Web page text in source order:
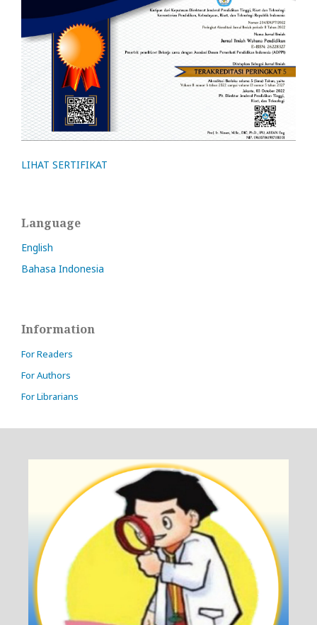
LIHAT SERTIFIKAT
Language
English
Bahasa Indonesia
Information
For Readers
For Authors
For Librarians